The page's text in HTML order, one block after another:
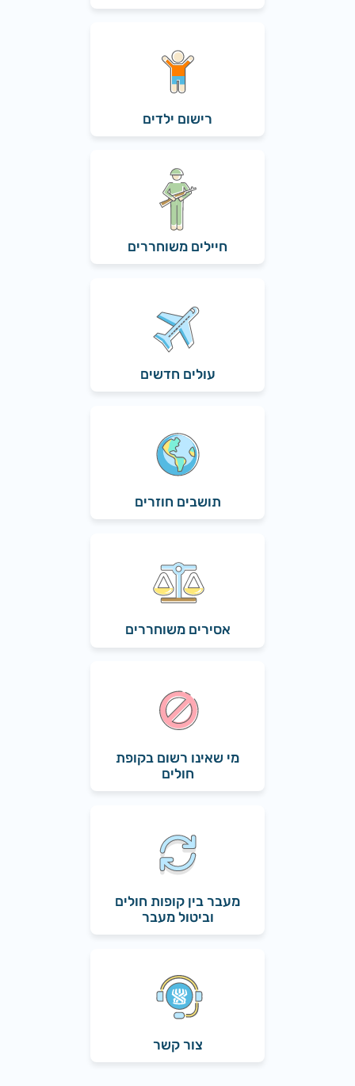
רישום ילדים
חיילים משוחררים
עולים חדשים
תושבים חוזרים
אסירים משוחררים
מי שאינו רשום בקופת
חולים
מעבר בין קופות חולים
וביטול מעבר
צור קשר